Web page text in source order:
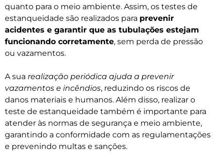
quanto para o meio ambiente. Assim, os testes de
estanqueidade são realizados para prevenir
acidentes e garantir que as tubulações estejam
funcionando corretamente, sem perda de pressão
ou vazamentos.
A sua realização periódica ajuda a prevenir
vazamentos e incêndios, reduzindo os riscos de
danos materiais e humanos. Além disso, realizar o
teste de estanqueidade também é importante para
atender às normas de segurança e meio ambiente,
garantindo a conformidade com as regulamentações
e prevenindo multas e sanções.